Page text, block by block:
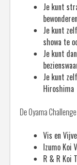
Je kunt
bewonderen
Je kunt
showa te
Je kunt
Je kunt
Hiroshima
De Oyama
Vis en
Izumo Koi
R & R Koi